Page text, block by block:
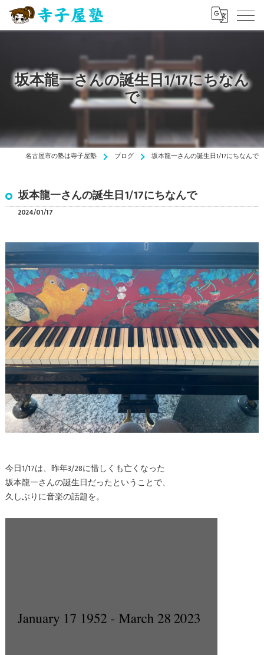
坂本龍一さんの誕生日1/17にちなん
で
名古屋市の塾は寺子屋塾 ブログ 坂本龍一さんの誕生日1/17にちなんで
坂本龍一さんの誕生日1/17にちなんで
2024/01/17
今日1/17は、昨年3/28に惜しくも亡くなった
坂本龍一さんの誕生日だったということで、
久しぶりに音楽の話題を。